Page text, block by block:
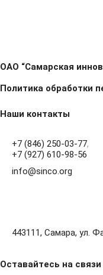
ОАО “Самарская
Политика обработки
Наши контакты
+7 (846) 250-03-77,
+7 (927) 610-98-56
info@sinco.org
443111, Самара, ул.
Оставайтесь на связи